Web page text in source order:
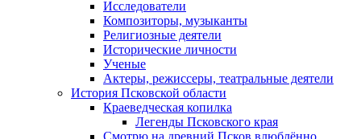
Исследователи
Композиторы, музыканты
Религиозные деятели
Исторические личности
Ученые
Актеры, режиссеры, театральные деятели
История Псковской области
Краеведческая копилка
Легенды Псковского края
Смотрю на древний Псков влюблённо